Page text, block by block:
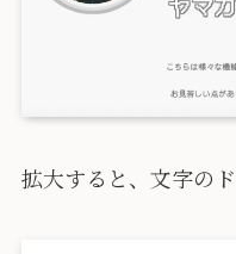
拡大すると、文字の